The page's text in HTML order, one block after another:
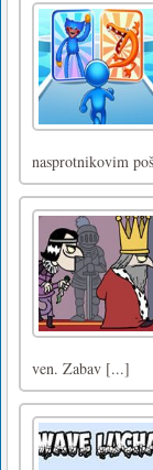
nasprotnikovim
ven. Zabav [...]